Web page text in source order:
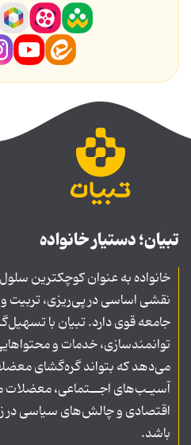
تبیان؛ دستیار خانواده
خانواده به عنوان کوچکترین
نقشی اساسی در پی‌ریزی، تربیت
جامعه قوی دارد. تبیان با
توانمندسازی، خدمات و محتواهایی
می‌دهد که بتواند گره‌گشای
آسیـب‌های اجــتماعی،
اقتصادی و چالش‌های سیاسی در
باشد.